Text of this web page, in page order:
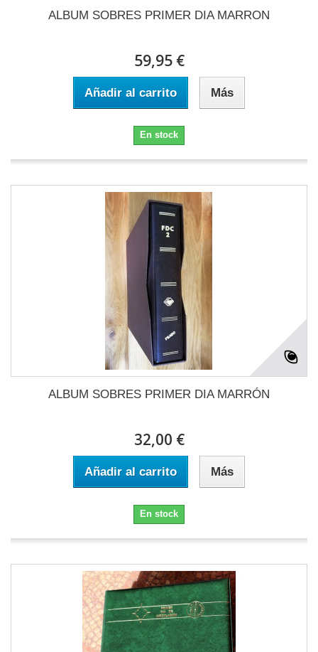
ALBUM SOBRES PRIMER DIA MARRON
59,95 €
Añadir al carrito Más
En stock
ALBUM SOBRES PRIMER DIA MARRÓN
32,00 €
Añadir al carrito Más
En stock